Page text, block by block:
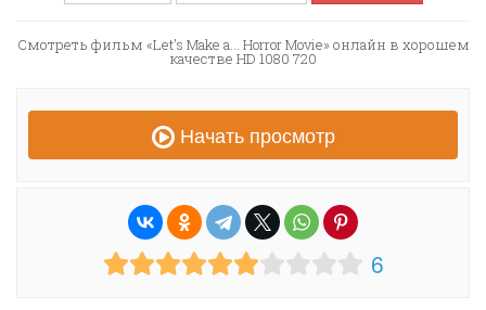
Смотреть фильм «Let's Make a... Horror Movie» онлайн в хорошем
качестве HD 1080 720
Начать просмотр
6